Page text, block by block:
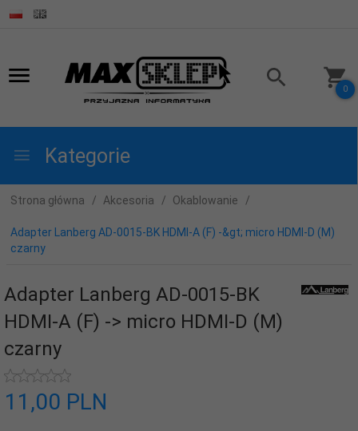
0
Kategorie
Strona główna Akcesoria Okablowanie
Adapter Lanberg AD-0015-BK HDMI-A (F) -&gt; micro HDMI-D (M)
czarny
Adapter Lanberg AD-0015-BK
HDMI-A (F) -> micro HDMI-D (M)
czarny
11,00 PLN